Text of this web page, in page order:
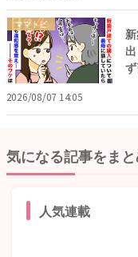
ママトピ
2026/08/07 14:05
気になる記事をま
人気連載